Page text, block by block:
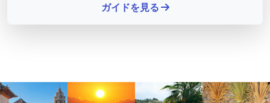
ガイドを見る